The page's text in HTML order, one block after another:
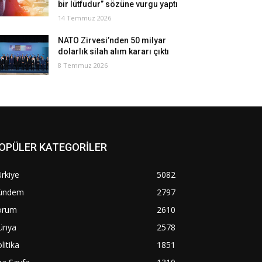
bir lütfudur” sözüne vurgu yaptı
14 Temmuz 2026
NATO Zirvesi’nden 50 milyar
dolarlık silah alım kararı çıktı
8 Temmuz 2026
KATEGORİLER
5082
2797
2610
2578
1851